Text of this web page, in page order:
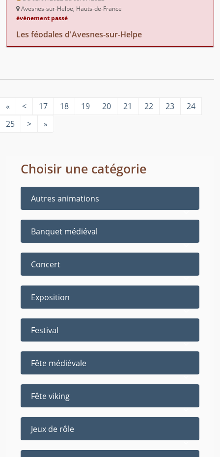
Avesnes-sur-Helpe, Hauts-de-France
événement passé
Les féodales d'Avesnes-sur-Helpe
« < 17 18 19 20 21 22 23
24
25
> »
Choisir une catégorie
Autres animations
Banquet médiéval
Concert
Exposition
Festival
Fête médiévale
Fête viking
Jeux de rôle